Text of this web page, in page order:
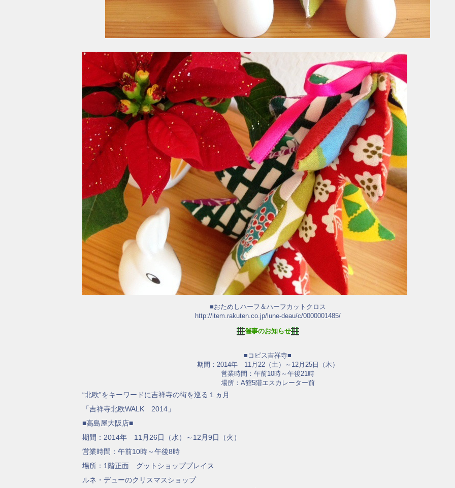
■おためしハーフ＆ハーフカットクロス
http://item.rakuten.co.jp/lune-deau/c/0000001485/
催事のお知らせ
■コピス吉祥寺■
期間：2014年 11月22（土）～12月25日（木）
営業時間：午前10時～午後21時
場所：A館5階エスカレーター前
“北欧”をキーワードに吉祥寺の街を巡る１ヵ月
「吉祥寺北欧WALK 2014」
■高島屋大阪店■
期間：2014年 11月26日（水）～12月9日（火）
営業時間：午前10時～午後8時
場所：1階正面 グットショッププレイス
ルネ・デューのクリスマスショップ